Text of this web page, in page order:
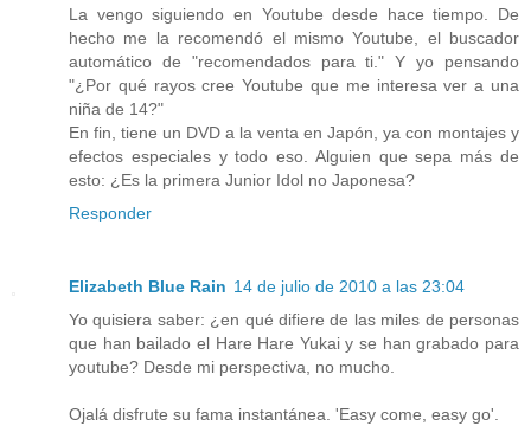
La vengo siguiendo en Youtube desde hace tiempo. De
hecho me la recomendó el mismo Youtube, el buscador
automático de "recomendados para ti." Y yo pensando
"¿Por qué rayos cree Youtube que me interesa ver a una
niña de 14?"
En fin, tiene un DVD a la venta en Japón, ya con montajes y
efectos especiales y todo eso. Alguien que sepa más de
esto: ¿Es la primera Junior Idol no Japonesa?
Responder
Elizabeth Blue Rain 14 de julio de 2010 a las 23:04
Yo quisiera saber: ¿en qué difiere de las miles de personas
que han bailado el Hare Hare Yukai y se han grabado para
youtube? Desde mi perspectiva, no mucho.
Ojalá disfrute su fama instantánea. 'Easy come, easy go'.